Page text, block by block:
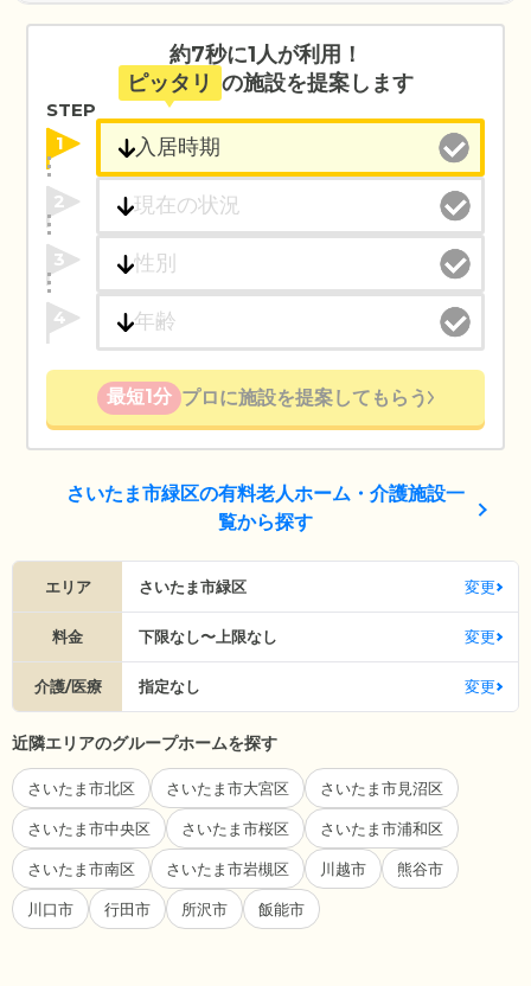
約7秒に1人が利用！
ピッタリ の施設を提案します
STEP
1
2
3
4
最短1分 プロに施設を提案してもらう
さいたま市緑区の有料老人ホーム・介護施設一
覧から探す
エリア さいたま市緑区 変更
料金 下限なし〜上限なし 変更
介護/医療 指定なし 変更
近隣エリアのグループホームを探す
さいたま市北区 さいたま市大宮区 さいたま市見沼区
さいたま市中央区 さいたま市桜区 さいたま市浦和区
さいたま市南区 さいたま市岩槻区 川越市 熊谷市
川口市 行田市 所沢市 飯能市